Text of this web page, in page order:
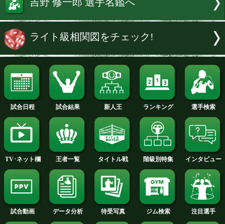
パソコンやスマートフォンで登録なし
度もでも聴くことができる。
続きを読む
特集:吉野修一郎vs仲里周磨
吉野 修一郎 選手名鑑へ
ライト級相関図をチェック!